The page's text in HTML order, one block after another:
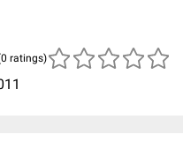
ratings)